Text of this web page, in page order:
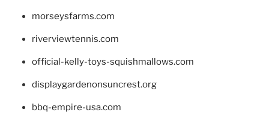
morseysfarms.com
riverviewtennis.com
official-kelly-toys-squishmallows.com
displaygardenonsuncrest.org
bbq-empire-usa.com